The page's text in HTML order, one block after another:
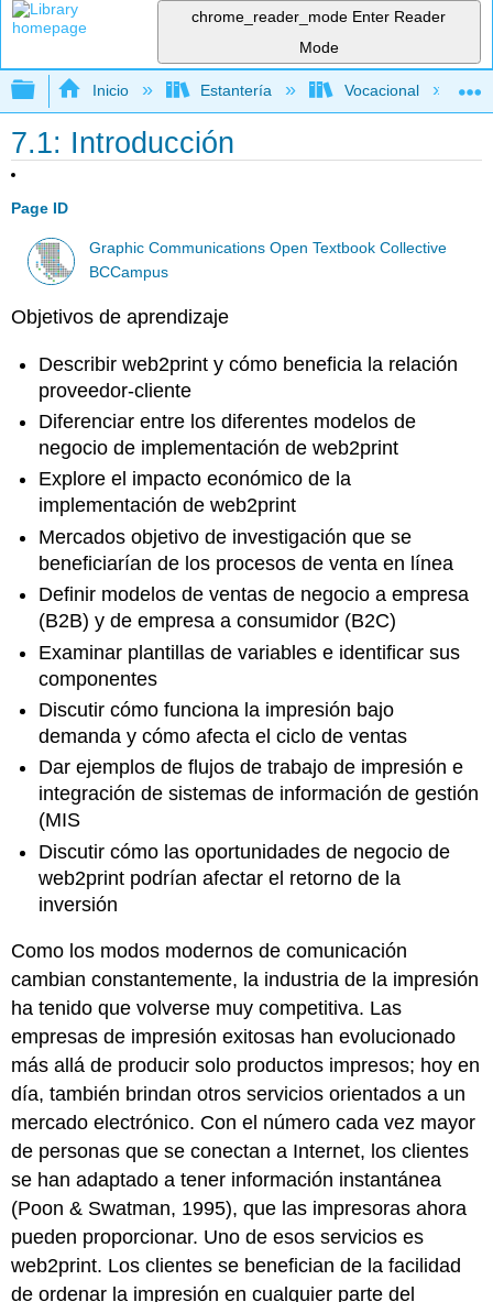
chrome_reader_mode Enter Reader
Mode
Expandir/contraer jerarquía global
Inicio Estantería Vocacional
7.1: Introducción
Page ID
Graphic Communications Open Textbook Collective
BCCampus
Objetivos de aprendizaje
Describir web2print y cómo beneficia la relación
proveedor-cliente
Diferenciar entre los diferentes modelos de
negocio de implementación de web2print
Explore el impacto económico de la
implementación de web2print
Mercados objetivo de investigación que se
beneficiarían de los procesos de venta en línea
Definir modelos de ventas de negocio a empresa
(B2B) y de empresa a consumidor (B2C)
Examinar plantillas de variables e identificar sus
componentes
Discutir cómo funciona la impresión bajo
demanda y cómo afecta el ciclo de ventas
Dar ejemplos de flujos de trabajo de impresión e
integración de sistemas de información de gestión
(MIS
Discutir cómo las oportunidades de negocio de
web2print podrían afectar el retorno de la
inversión
Como los modos modernos de comunicación
cambian constantemente, la industria de la impresión
ha tenido que volverse muy competitiva. Las
empresas de impresión exitosas han evolucionado
más allá de producir solo productos impresos; hoy en
día, también brindan otros servicios orientados a un
mercado electrónico. Con el número cada vez mayor
de personas que se conectan a Internet, los clientes
se han adaptado a tener información instantánea
(Poon & Swatman, 1995), que las impresoras ahora
pueden proporcionar. Uno de esos servicios es
web2print. Los clientes se benefician de la facilidad
de ordenar la impresión en cualquier parte del